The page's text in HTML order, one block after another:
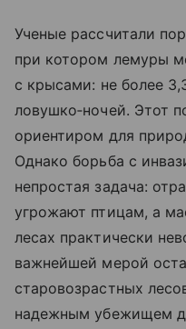
Ученые рассчитали
при котором лемуры
с крысами: не более
ловушко‑ночей. Этот
ориентиром для
Однако борьба с
непростая задача:
угрожают птицам, а
лесах практически
важнейшей мерой
старовозрастных
надежным убежищем